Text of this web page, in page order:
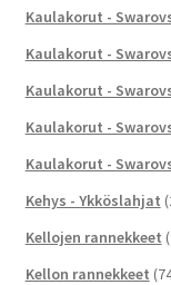
Kaulakorut -
Kaulakorut -
Kaulakorut -
Kaulakorut -
Kaulakorut -
Kehys - Ykköslahjat
Kellojen rannekkeet
Kellon rannekkeet